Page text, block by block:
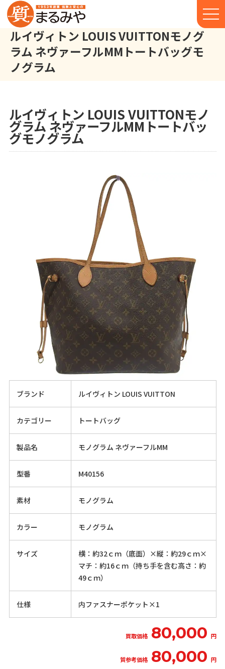
ルイヴィトン LOUIS VUITTONモノグ
ラム ネヴァーフルMMトートバッグモ
ノグラム
ルイヴィトン LOUIS VUITTONモノ
グラム ネヴァーフルMMトートバッ
グモノグラム
ブランド ルイヴィトン LOUIS VUITTON
カテゴリー トートバッグ
製品名 モノグラム ネヴァーフルMM
型番 M40156
素材 モノグラム
カラー モノグラム
サイズ
横：約32ｃｍ（底面）×縦：約29ｃｍ×
マチ：約16ｃｍ（持ち手を含む高さ：約
49ｃｍ）
仕様 内ファスナーポケット×1
買取価格 80,000 円
質参考価格 80,000 円